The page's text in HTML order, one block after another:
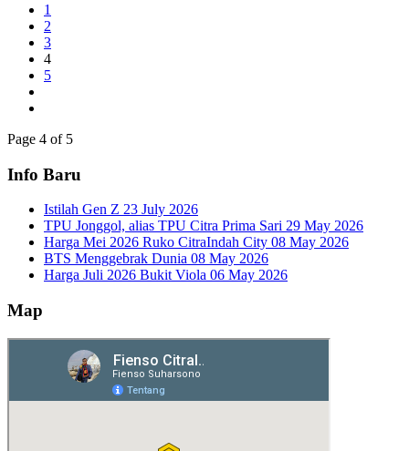
1
2
3
4
5
Page 4 of 5
Info Baru
Istilah Gen Z 23 July 2026
TPU Jonggol, alias TPU Citra Prima Sari 29 May 2026
Harga Mei 2026 Ruko CitraIndah City 08 May 2026
BTS Menggebrak Dunia 08 May 2026
Harga Juli 2026 Bukit Viola 06 May 2026
Map